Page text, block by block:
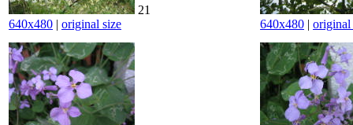
21
640x480 | original size 640x480 | original